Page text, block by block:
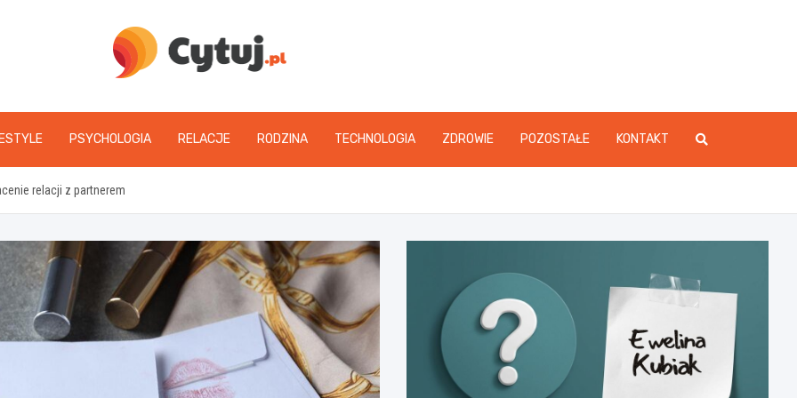
www.cytuj.pl
PSYCHOLOGIA RELACJE RODZINA TECHNOLOGIA ZDROWIE POZOSTAŁE KONTAKT
relacji z partnerem